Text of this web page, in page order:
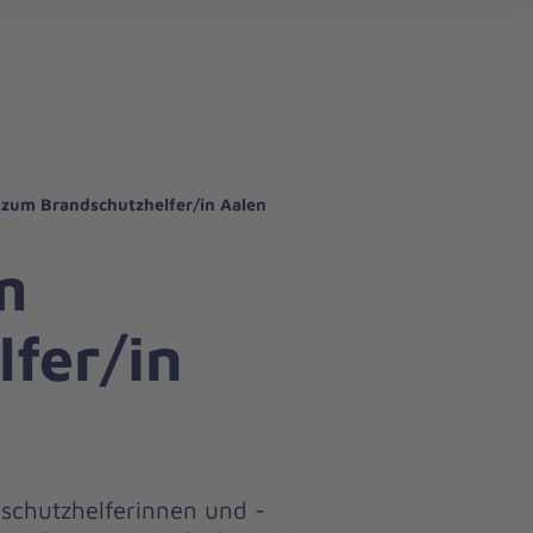
Brandschutzhelfer/in Aalen
in
und -